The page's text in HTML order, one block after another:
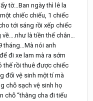
tờ…Ban ngày thì lê la
chiếc chiếu, 1 chiếc
tới sáng rồi xếp chiếc
về….như là tiền thế chân…
tháng…Mà nói anh
đi xe lam mà ra sớm
thế rồi thuê được chiếc
đối vệ sinh một tí mà
chỗ sạch vệ sinh họ
chỗ “thằng cha đi tiểu